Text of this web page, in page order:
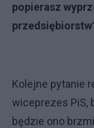
popierasz
Kolejne pytanie
wiceprezes PiS,
będzie ono